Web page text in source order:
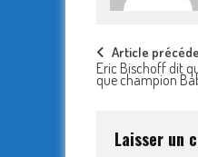
Post
Article
Eric Bischoff dit
que champion
Laisser un